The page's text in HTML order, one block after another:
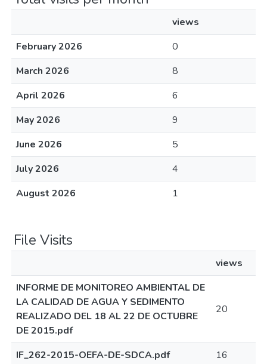
views
February 2026
0
March 2026
8
April 2026
6
May 2026
9
June 2026
5
July 2026
4
August 2026
1
File Visits
views
INFORME DE MONITOREO AMBIENTAL DE
LA CALIDAD DE AGUA Y SEDIMENTO
REALIZADO DEL 18 AL 22 DE OCTUBRE
DE 2015.pdf
20
IF_262-2015-OEFA-DE-SDCA.pdf 16